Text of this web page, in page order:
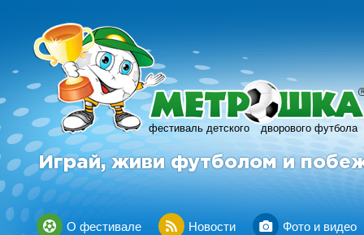
фестиваль детского дворового футбола
R
Играй, живи футболом и
О фестивале Новости Фото и видео